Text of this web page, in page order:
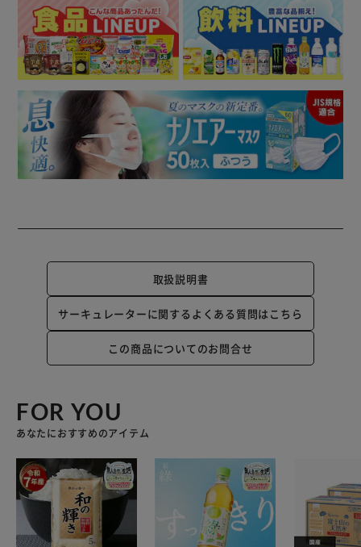
取扱説明書
サーキュレーターに関するよくある質問はこちら
この商品についてのお問合せ
FOR YOU
あなたにおすすめのアイテム